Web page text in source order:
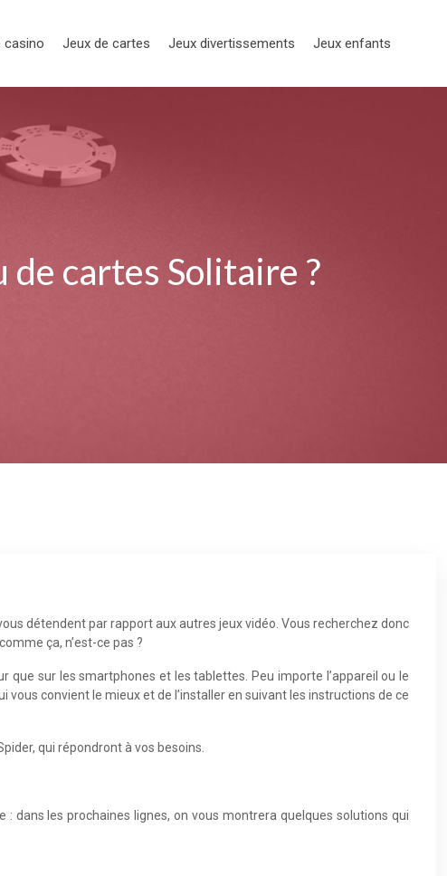
casino Jeux de cartes Jeux divertissements Jeux enfants
cartes Solitaire ?
détendent par rapport aux autres jeux vidéo. Vous recherchez donc
ça, n’est-ce pas ?
sur les smartphones et les tablettes. Peu importe l’appareil ou le
convient le mieux et de l’installer en suivant les instructions de ce
qui répondront à vos besoins.
dans les prochaines lignes, on vous montrera quelques solutions qui